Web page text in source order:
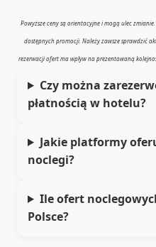
Powyższe ceny są orientacyjne i mogą ulec
dostępnych promocji. Należy zawsze sprawdzić
rezerwacji ofert ma wpływ na prezentowaną
Czy można
płatnością w hotelu?
Jakie platformy
noclegi?
Ile ofert
Polsce?